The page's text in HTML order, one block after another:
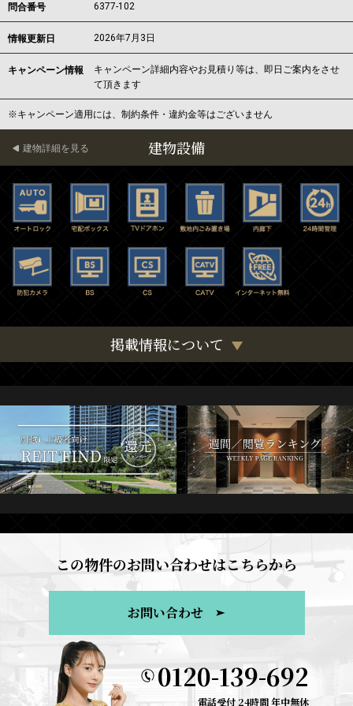
問合番号 6377-102
情報更新日 2026年7月3日
キャンペーン情報
キャンペーン詳細内容やお見積り等は、即日ご案内をさせ
て頂きます
※キャンペーン適用には、制約条件・違約金等はございません
建物設備
建物詳細を見る
掲載情報について
この物件のお問い合わせはこちらから
お問い合わせ
0120-139-692
電話受付 24時間 年中無休